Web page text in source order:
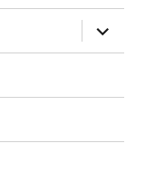
장
메
확
장
위
메
장